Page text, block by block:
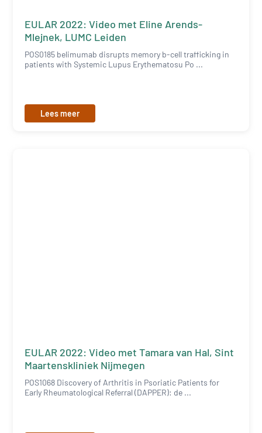
EULAR 2022: Video met Eline Arends-
Mlejnek, LUMC Leiden
POS0185 belimumab disrupts memory b-cell trafficking in
patients with Systemic Lupus Erythematosu Po ...
Lees meer
EULAR 2022: Video met Tamara van Hal, Sint
Maartenskliniek Nijmegen
POS1068 Discovery of Arthritis in Psoriatic Patients for
Early Rheumatological Referral (DAPPER): de ...